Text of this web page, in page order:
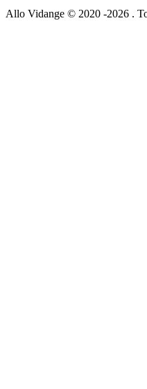
Allo Vidange © 2020 -2026 .